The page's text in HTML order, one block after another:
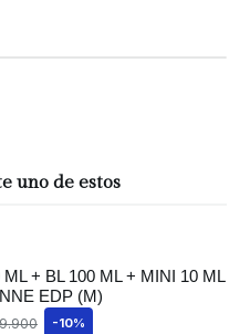
originales, puedes
SSL para proteger los
uno de estos
+ BL 100 ML + MINI 10 ML
EDP (M)
-10%